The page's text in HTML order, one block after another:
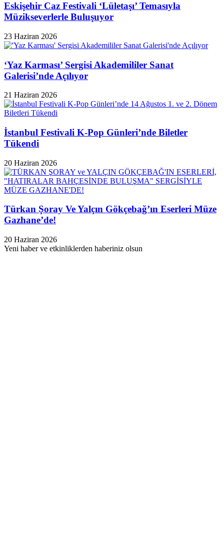
Eskişehir Caz Festivali ‘Lületaşı’ Temasıyla
Müzikseverlerle Buluşuyor
23 Haziran 2026
‘Yaz Karması’ Sergisi Akademililer Sanat
Galerisi’nde Açılıyor
21 Haziran 2026
İstanbul Festivali K-Pop Günleri’nde Biletler
Tükendi
20 Haziran 2026
Türkan Şoray Ve Yalçın Gökçebağ’ın Eserleri Müze
Gazhane’de!
20 Haziran 2026
Yeni haber ve etkinliklerden haberiniz olsun